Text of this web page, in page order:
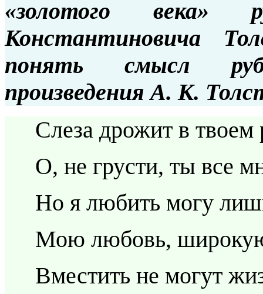
«золотого века»
Константиновича
понять смысл
произведения А. К.
Слеза дрожит в твоем
О, не грусти, ты все
Но я любить могу
Мою любовь,
Вместить не могут